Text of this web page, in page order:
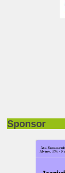
Sponsor